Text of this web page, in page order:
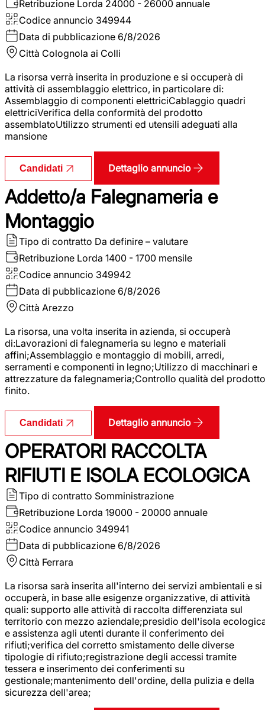
Retribuzione Lorda 24000 - 26000 annuale
Codice annuncio 349944
Data di pubblicazione 6/8/2026
Città Colognola ai Colli
La risorsa verrà inserita in produzione e si occuperà di
attività di assemblaggio elettrico, in particolare di:
Assemblaggio di componenti elettriciCablaggio quadri
elettriciVerifica della conformità del prodotto
assemblatoUtilizzo strumenti ed utensili adeguati alla
mansione
Candidati Dettaglio annuncio
Addetto/a Falegnameria e
Montaggio
Tipo di contratto Da definire – valutare
Retribuzione Lorda 1400 - 1700 mensile
Codice annuncio 349942
Data di pubblicazione 6/8/2026
Città Arezzo
La risorsa, una volta inserita in azienda, si occuperà
di:Lavorazioni di falegnameria su legno e materiali
affini;Assemblaggio e montaggio di mobili, arredi,
serramenti e componenti in legno;Utilizzo di macchinari e
attrezzature da falegnameria;Controllo qualità del prodotto
finito.
Candidati Dettaglio annuncio
OPERATORI RACCOLTA
RIFIUTI E ISOLA ECOLOGICA
Tipo di contratto Somministrazione
Retribuzione Lorda 19000 - 20000 annuale
Codice annuncio 349941
Data di pubblicazione 6/8/2026
Città Ferrara
La risorsa sarà inserita all'interno dei servizi ambientali e si
occuperà, in base alle esigenze organizzative, di attività
quali: supporto alle attività di raccolta differenziata sul
territorio con mezzo aziendale;presidio dell'isola
e assistenza agli utenti durante il conferimento dei
rifiuti;verifica del corretto smistamento delle diverse
tipologie di rifiuto;registrazione degli accessi tramite
tessera e inserimento dei conferimenti su
gestionale;mantenimento dell'ordine, della pulizia e della
sicurezza dell'area;